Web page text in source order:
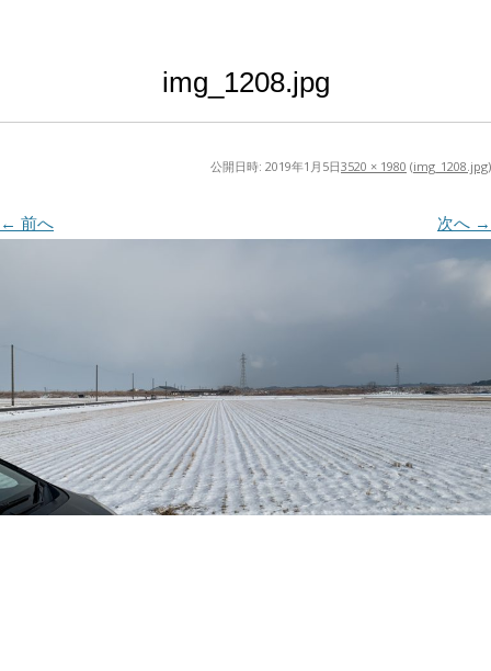
img_1208.jpg
公開日時: 2019年1月5日3520 × 1980 (img_1208.jpg)
← 前へ 次へ →